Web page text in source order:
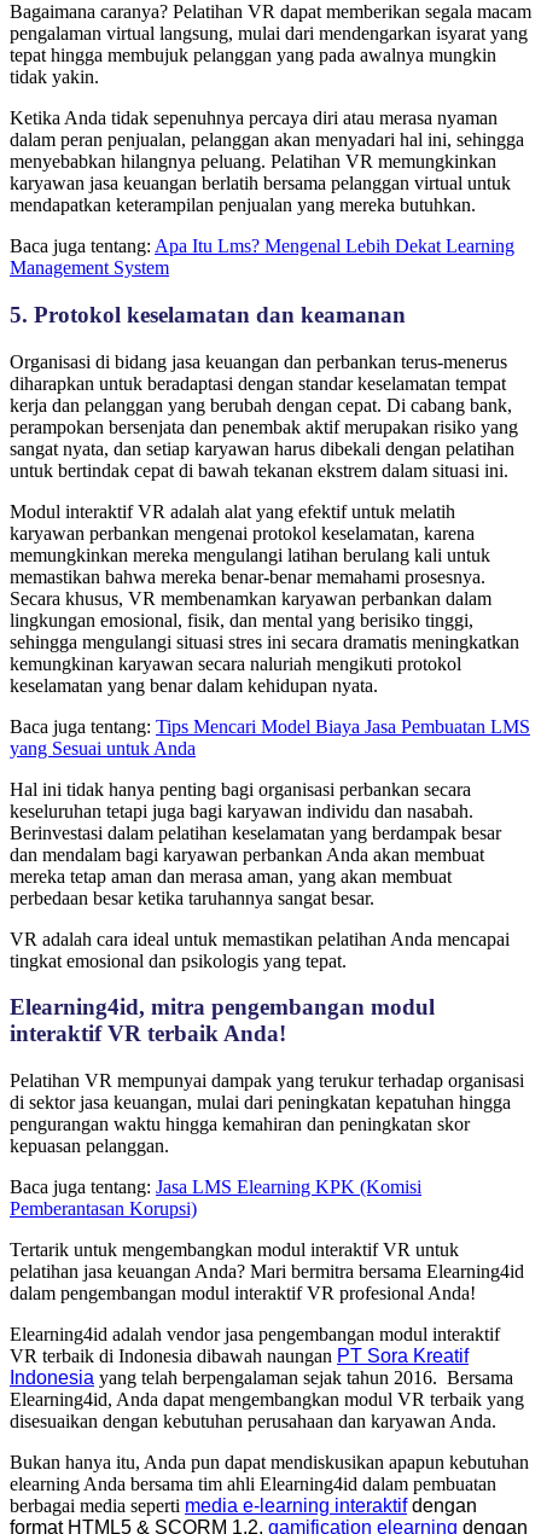
Bagaimana caranya? Pelatihan VR dapat memberikan segala macam
pengalaman virtual langsung, mulai dari mendengarkan isyarat yang
tepat hingga membujuk pelanggan yang pada awalnya mungkin
tidak yakin.
Ketika Anda tidak sepenuhnya percaya diri atau merasa nyaman
dalam peran penjualan, pelanggan akan menyadari hal ini, sehingga
menyebabkan hilangnya peluang. Pelatihan VR memungkinkan
karyawan jasa keuangan berlatih bersama pelanggan virtual untuk
mendapatkan keterampilan penjualan yang mereka butuhkan.
Baca juga tentang: Apa Itu Lms? Mengenal Lebih Dekat Learning
Management System
5. Protokol keselamatan dan keamanan
Organisasi di bidang jasa keuangan dan perbankan terus-menerus
diharapkan untuk beradaptasi dengan standar keselamatan tempat
kerja dan pelanggan yang berubah dengan cepat. Di cabang bank,
perampokan bersenjata dan penembak aktif merupakan risiko yang
sangat nyata, dan setiap karyawan harus dibekali dengan pelatihan
untuk bertindak cepat di bawah tekanan ekstrem dalam situasi ini.
Modul interaktif VR adalah alat yang efektif untuk melatih
karyawan perbankan mengenai protokol keselamatan, karena
memungkinkan mereka mengulangi latihan berulang kali untuk
memastikan bahwa mereka benar-benar memahami prosesnya.
Secara khusus, VR membenamkan karyawan perbankan dalam
lingkungan emosional, fisik, dan mental yang berisiko tinggi,
sehingga mengulangi situasi stres ini secara dramatis meningkatkan
kemungkinan karyawan secara naluriah mengikuti protokol
keselamatan yang benar dalam kehidupan nyata.
Baca juga tentang: Tips Mencari Model Biaya Jasa Pembuatan LMS
yang Sesuai untuk Anda
Hal ini tidak hanya penting bagi organisasi perbankan secara
keseluruhan tetapi juga bagi karyawan individu dan nasabah.
Berinvestasi dalam pelatihan keselamatan yang berdampak besar
dan mendalam bagi karyawan perbankan Anda akan membuat
mereka tetap aman dan merasa aman, yang akan membuat
perbedaan besar ketika taruhannya sangat besar.
VR adalah cara ideal untuk memastikan pelatihan Anda mencapai
tingkat emosional dan psikologis yang tepat.
Elearning4id, mitra pengembangan modul
interaktif VR terbaik Anda!
Pelatihan VR mempunyai dampak yang terukur terhadap organisasi
di sektor jasa keuangan, mulai dari peningkatan kepatuhan hingga
pengurangan waktu hingga kemahiran dan peningkatan skor
kepuasan pelanggan.
Baca juga tentang: Jasa LMS Elearning KPK (Komisi
Pemberantasan Korupsi)
Tertarik untuk mengembangkan modul interaktif VR untuk
pelatihan jasa keuangan Anda? Mari bermitra bersama Elearning4id
dalam pengembangan modul interaktif VR profesional Anda!
Elearning4id adalah vendor jasa pengembangan modul interaktif
VR terbaik di Indonesia dibawah naungan PT Sora Kreatif
Indonesia yang telah berpengalaman sejak tahun 2016. Bersama
Elearning4id, Anda dapat mengembangkan modul VR terbaik yang
disesuaikan dengan kebutuhan perusahaan dan karyawan Anda.
Bukan hanya itu, Anda pun dapat mendiskusikan apapun kebutuhan
elearning Anda bersama tim ahli Elearning4id dalam pembuatan
berbagai media seperti media e-learning interaktifdengan
format HTML5 & SCORM 1.2, gamification elearning dengan